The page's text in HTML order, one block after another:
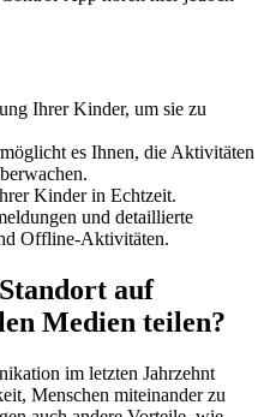
Ihrer Kinder, um sie zu
es Ihnen, die Aktivitäten
Kinder in Echtzeit.
und detaillierte
Offline-Aktivitäten.
auf
Medien teilen?
im letzten Jahrzehnt
Menschen miteinander zu